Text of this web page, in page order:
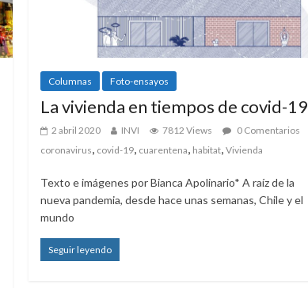
Columnas Foto-ensayos
La vivienda en tiempos de covid-19
2 abril 2020 INVI 7812 Views
0 Comentarios
coronavirus covid-19 cuarentena habitat ,Vivienda
Texto e imágenes por Bianca Apolinario* A raíz de la
nueva pandemia, desde hace unas semanas, Chile y el
mundo
Seguir leyendo